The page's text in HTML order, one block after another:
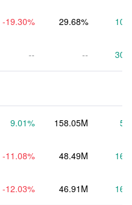
-19.30% 29.68%
-- --
9.01% 158.05M
-11.08% 48.49M
-12.03% 46.91M